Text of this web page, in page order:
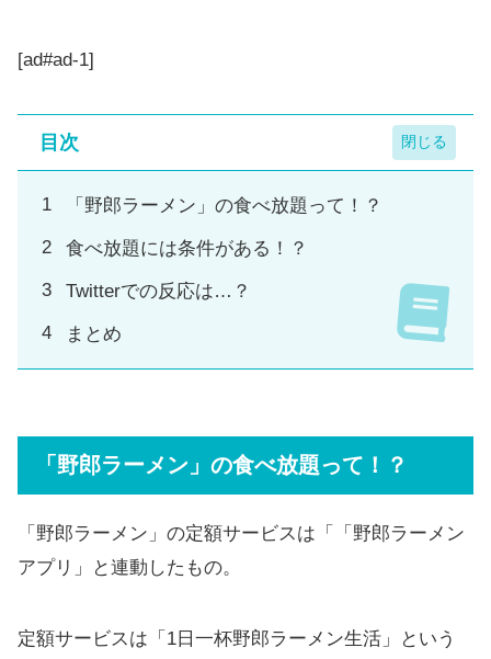
[ad#ad-1]
目次
「野郎ラーメン」の食べ放題って！？
食べ放題には条件がある！？
Twitterでの反応は…？
まとめ
「野郎ラーメン」の食べ放題って！？
「野郎ラーメン」の定額サービスは「「野郎ラーメン
アプリ」と連動したもの。
定額サービスは「1日一杯野郎ラーメン生活」という